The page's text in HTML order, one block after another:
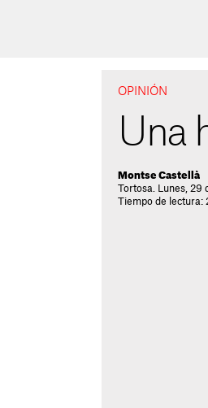
OPINIÓN
Una
Montse Castellà
Tortosa. Lunes, 29
Tiempo de lectura: